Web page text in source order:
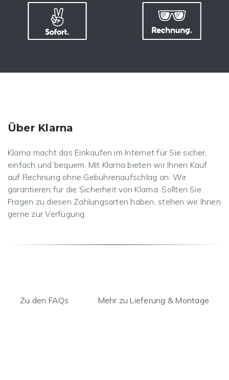
Über Klarna
Klarna macht das Einkaufen im Internet für Sie sicher,
einfach und bequem. Mit Klarna bieten wir Ihnen Kauf
auf Rechnung ohne Gebührenaufschlag an. Wir
garantieren für die Sicherheit von Klarna. Sollten Sie
Fragen zu diesen Zahlungsarten haben, stehen wir Ihnen
gerne zur Verfügung.
Zu den FAQs Mehr zu Lieferung & Montage